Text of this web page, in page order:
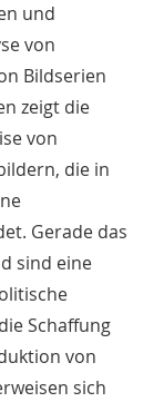
und
von
Bildserien
zeigt die
von
die in
Gerade das
sind eine
Schaffung
von
sich